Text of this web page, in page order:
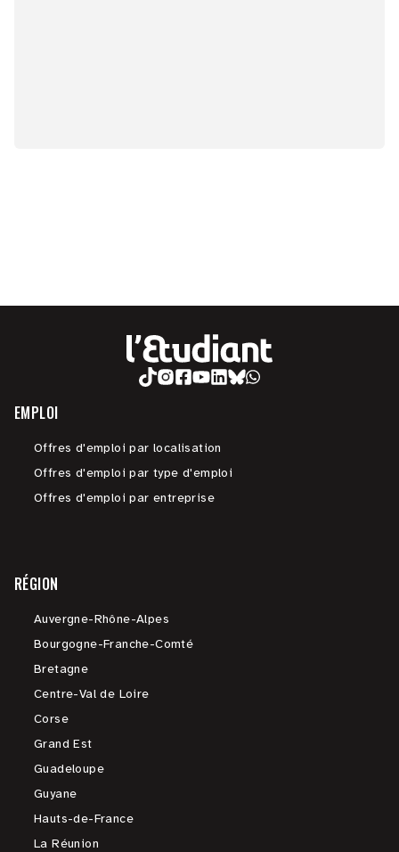
EMPLOI
Offres d'emploi par localisation
Offres d'emploi par type d'emploi
Offres d'emploi par entreprise
RÉGION
Auvergne-Rhône-Alpes
Bourgogne-Franche-Comté
Bretagne
Centre-Val de Loire
Corse
Grand Est
Guadeloupe
Guyane
Hauts-de-France
La Réunion